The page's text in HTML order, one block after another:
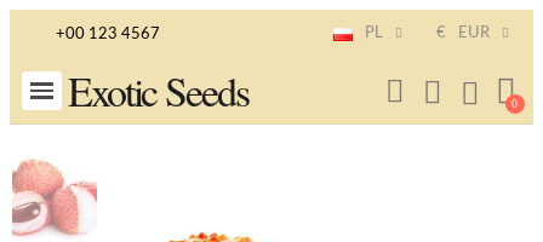
+00 123 4567 PL € EUR
Exotic Seeds